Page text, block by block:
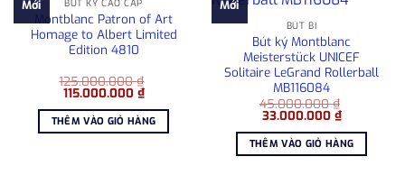
Mới BÚT KÝ CAO CẤP
Montblanc Patron of Art
Homage to Albert Limited
Edition 4810
125.000.000₫
Giá
là:
125.000.000 ₫.
115.000.000 ₫Giá
hiện
tại
là:
115.000.000 ₫.
THÊM VÀO GIỎ HÀNG
Mới
BÚT BI
Bút ký Montblanc
Meisterstück UNICEF
Solitaire LeGrand Rollerball
MB116084
45.000.000₫
Giá
là:
45.000.000 ₫.
33.000.000 ₫Giá
hiện
tại
là:
THÊM VÀO GIỎ HÀNG